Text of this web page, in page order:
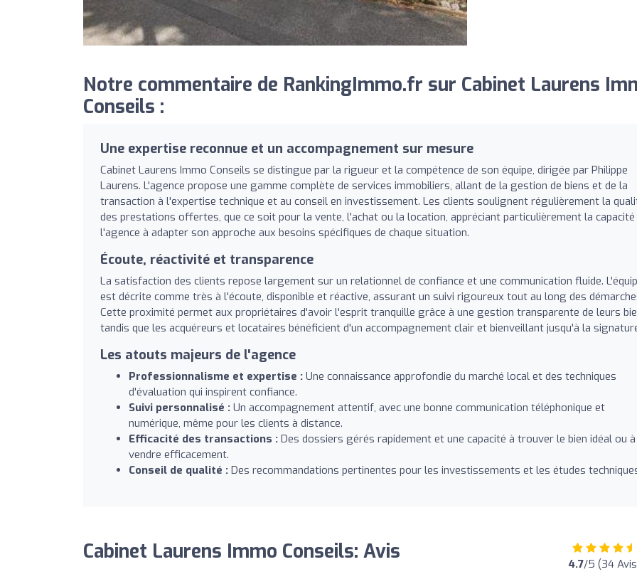
Notre commentaire de RankingImmo.fr sur Cabinet Laurens
Conseils :
Une expertise reconnue et un accompagnement sur mesure
Cabinet Laurens Immo Conseils se distingue par la rigueur et la compétence de son équipe, dirigée par Philippe
Laurens. L'agence propose une gamme complète de services immobiliers, allant de la gestion de biens et de la
transaction à l'expertise technique et au conseil en investissement. Les clients soulignent régulièrement la
des prestations offertes, que ce soit pour la vente, l'achat ou la location, appréciant particulièrement la capacité
l'agence à adapter son approche aux besoins spécifiques de chaque situation.
Écoute, réactivité et transparence
La satisfaction des clients repose largement sur un relationnel de confiance et une communication fluide.
est décrite comme très à l'écoute, disponible et réactive, assurant un suivi rigoureux tout au long des
Cette proximité permet aux propriétaires d'avoir l'esprit tranquille grâce à une gestion transparente de leurs
tandis que les acquéreurs et locataires bénéficient d'un accompagnement clair et bienveillant jusqu'à la
Les atouts majeurs de l'agence
Professionnalisme et expertise : Une connaissance approfondie du marché local et des techniques
d'évaluation qui inspirent confiance.
Suivi personnalisé : Un accompagnement attentif, avec une bonne communication téléphonique et
numérique, même pour les clients à distance.
Efficacité des transactions : Des dossiers gérés rapidement et une capacité à trouver le bien idéal ou à
vendre efficacement.
Conseil de qualité : Des recommandations pertinentes pour les investissements et les études
Cabinet Laurens Immo Conseils: Avis 4.7/5 (34